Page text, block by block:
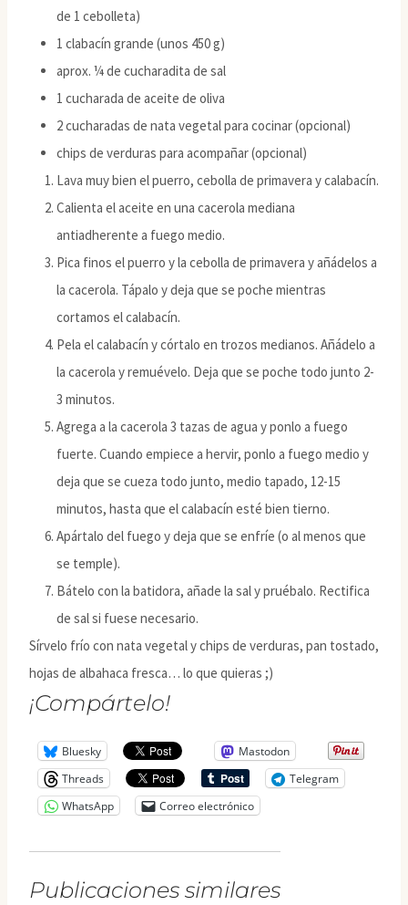
de 1 cebolleta)
1 clabacín grande (unos 450 g)
aprox. ¼ de cucharadita de sal
1 cucharada de aceite de oliva
2 cucharadas de nata vegetal para cocinar (opcional)
chips de verduras para acompañar (opcional)
Lava muy bien el puerro, cebolla de primavera y calabacín.
Calienta el aceite en una cacerola mediana
antiadherente a fuego medio.
Pica finos el puerro y la cebolla de primavera y añádelos a
la cacerola. Tápalo y deja que se poche mientras
cortamos el calabacín.
Pela el calabacín y córtalo en trozos medianos. Añádelo a
la cacerola y remuévelo. Deja que se poche todo junto 2-
3 minutos.
Agrega a la cacerola 3 tazas de agua y ponlo a fuego
fuerte. Cuando empiece a hervir, ponlo a fuego medio y
deja que se cueza todo junto, medio tapado, 12-15
minutos, hasta que el calabacín esté bien tierno.
Apártalo del fuego y deja que se enfríe (o al menos que
se temple).
Bátelo con la batidora, añade la sal y pruébalo. Rectifica
de sal si fuese necesario.
Sírvelo frío con nata vegetal y chips de verduras, pan tostado,
hojas de albahaca fresca… lo que quieras ;)
¡Compártelo!
Bluesky
Mastodon
Threads
Telegram
WhatsApp
Correo electrónico
Publicaciones similares